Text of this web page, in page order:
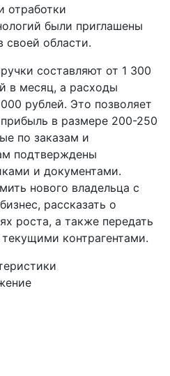
отработки
были приглашены
своей области.
составляют от 1 300
в месяц, а расходы
рублей. Это позволяет
в размере 200-250
по заказам и
подтверждены
и документами.
нового владельца с
рассказать о
роста, а также передать
контрагентами.